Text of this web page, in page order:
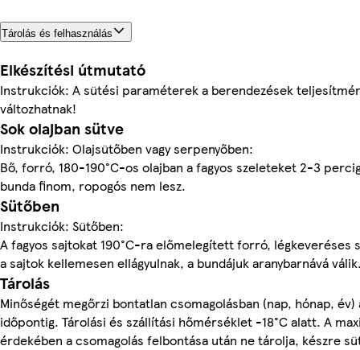
Tárolás és felhasználás
Elkészítési útmutató
Instrukciók: A sütési paraméterek a berendezések
változhatnak!
Sok olajban sütve
Instrukciók: Olajsütőben vagy serpenyőben:
Bő, forró, 180-190°C-os olajban a fagyos szeleteket 2-3
bunda finom, ropogós nem lesz.
Sütőben
Instrukciók: Sütőben:
A fagyos sajtokat 190°C-ra előmelegített forró, légkeveréses
a sajtok kellemesen ellágyulnak, a bundájuk aranybarnává
Tárolás
Minőségét megőrzi bontatlan csomagolásban (nap, hónap,
időpontig. Tárolási és szállítási hőmérséklet -18°C alatt. A
érdekében a csomagolás felbontása után ne tárolja, készre